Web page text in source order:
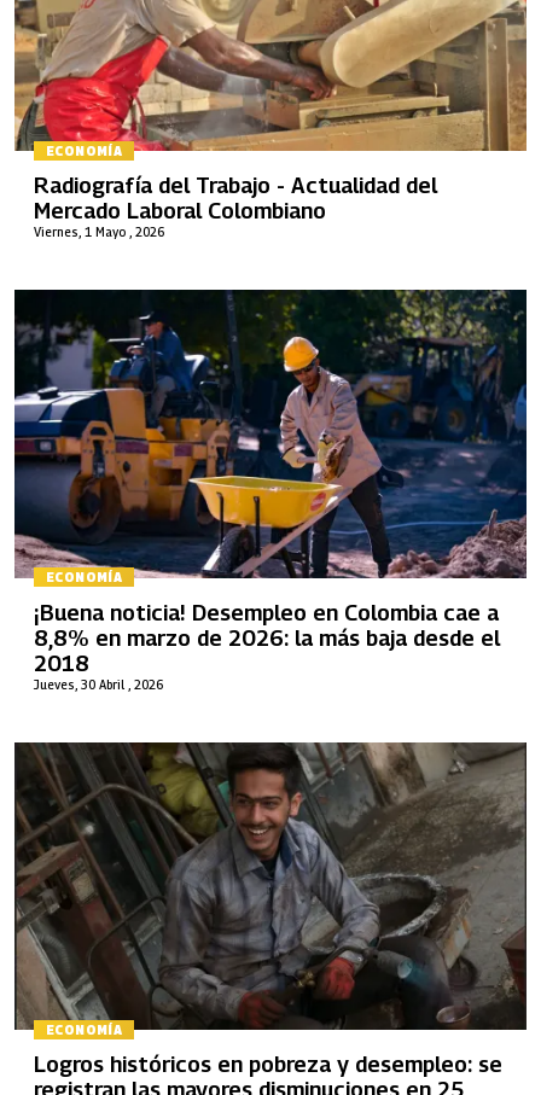
ECONOMÍA
Viernes, 1 Mayo , 2026
Radiografía del Trabajo - Actualidad del
Mercado Laboral Colombiano
ECONOMÍA
Jueves, 30 Abril , 2026
¡Buena noticia! Desempleo en Colombia cae a
8,8% en marzo de 2026: la más baja desde el
2018
ECONOMÍA
Logros históricos en pobreza y desempleo: se
registran las mayores disminuciones en 25